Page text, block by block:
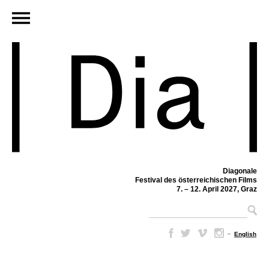
Diagonale
Festival des österreichischen Films
7. – 12. April 2027, Graz
– English